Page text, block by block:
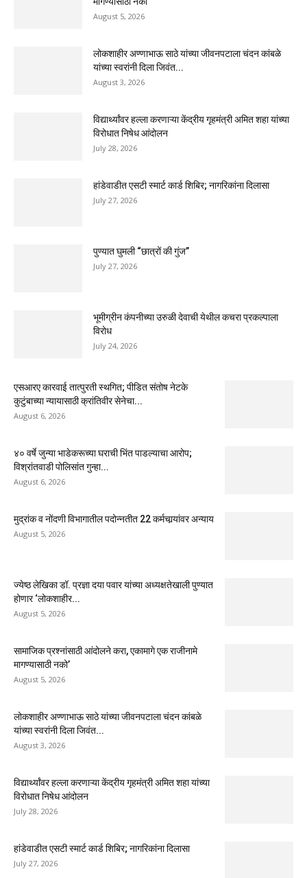
August 5, 2026
लोकशाहीर अण्णाभाऊ साठे यांच्या जीवनपटाला चंदन कांबळे
यांच्या स्वरांनी दिला जिवंत...
August 3, 2026
विद्यार्थ्यांवर हल्ला करणाऱ्या केंद्रीय गृहमंत्री अमित शहा यांच्या
विरोधात निषेध आंदोलन
July 28, 2026
हांडेवाडीत एसटी स्मार्ट कार्ड शिबिर; नागरिकांना दिलासा
July 27, 2026
पुण्यात घुमली “छात्रों की गुंज”
July 27, 2026
भूमीग्रीन कंपनीच्या उरुळी देवाची येथील कचरा प्रकल्पाला
विरोध
July 24, 2026
एसआरए कारवाई तात्पुरती स्थगित; पीडित संतोष नेटके
कुटुंबाच्या न्यायासाठी क्रांतिवीर सेनेचा...
August 6, 2026
४० वर्षे जुन्या भाडेकरूच्या घराची भिंत पाडल्याचा आरोप;
विश्रांतवाडी पोलिसांत गुन्हा...
August 6, 2026
मुद्रांक व नोंदणी विभागातील पदोन्नतीत 22 कर्मचार्‍यांवर अन्याय
August 5, 2026
ज्येष्ठ लेखिका डॉ. प्रज्ञा दया पवार यांच्या अध्यक्षतेखाली पुण्यात
होणार ‘लोकशाहीर...
August 5, 2026
सामाजिक प्रश्नांसाठी आंदोलने करा, एकामागे एक राजीनामे
मागण्यासाठी नको’
August 5, 2026
लोकशाहीर अण्णाभाऊ साठे यांच्या जीवनपटाला चंदन कांबळे
यांच्या स्वरांनी दिला जिवंत...
August 3, 2026
विद्यार्थ्यांवर हल्ला करणाऱ्या केंद्रीय गृहमंत्री अमित शहा यांच्या
विरोधात निषेध आंदोलन
July 28, 2026
हांडेवाडीत एसटी स्मार्ट कार्ड शिबिर; नागरिकांना दिलासा
July 27, 2026